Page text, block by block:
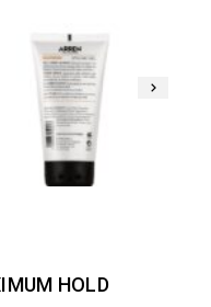
HOLD